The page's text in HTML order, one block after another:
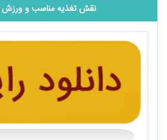
نقش تغذیه مناسب و